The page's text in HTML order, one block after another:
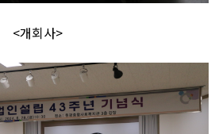
<개회사>